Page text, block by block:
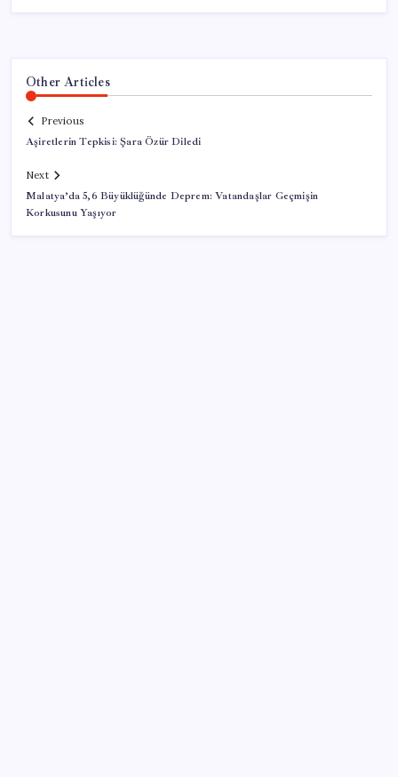
Other Articles
Previous
Aşiretlerin Tepkisi: Şara Özür Diledi
Next
Malatya’da 5,6 Büyüklüğünde Deprem: Vatandaşlar Geçmişin
Korkusunu Yaşıyor